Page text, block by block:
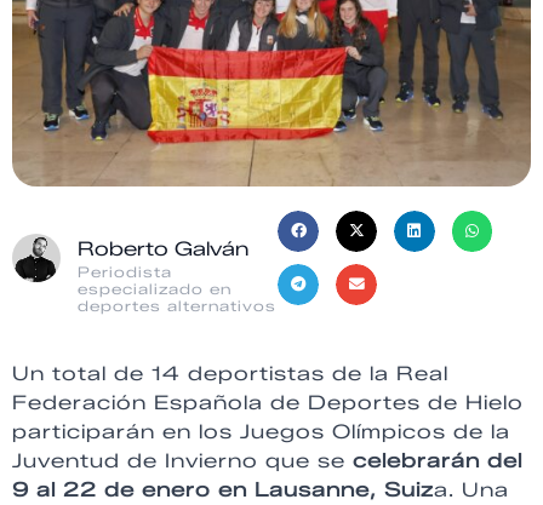
Roberto Galván
Periodista
especializado en
deportes alternativos
Un total de 14 deportistas de la Real
Federación Española de Deportes de Hielo
participarán en los Juegos Olímpicos de la
Juventud de Invierno que se celebrarán del
9 al 22 de enero en Lausanne, Suiza. Una